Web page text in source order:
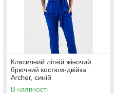
Класичний літній жіночий
брючний костюм-двійка
Archer, синій
В наявності